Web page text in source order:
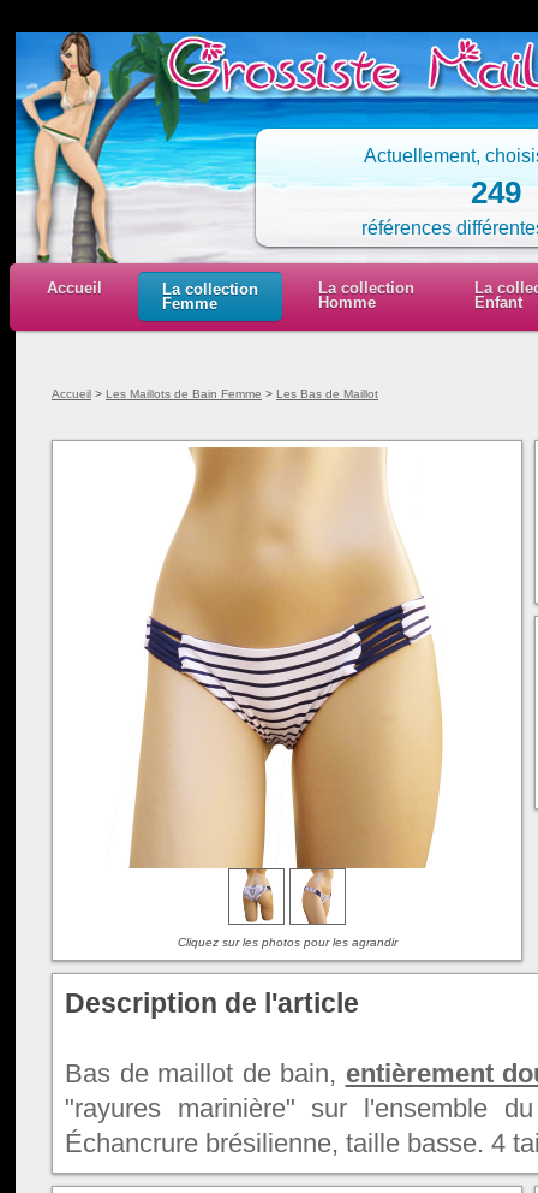
Actuellement,
249
références
Accueil
La collection
Femme
La collection
Homme
La
Enfant
Accueil > Les Maillots de Bain Femme > Les Bas de Maillot
Cliquez sur les photos pour les agrandir
Description de l'article
Bas de maillot de bain, entièrement
"rayures marinière" sur l'ensemble
Échancrure brésilienne, taille basse. 4